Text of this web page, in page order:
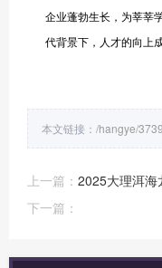
企业蓬勃生长，为莘莘
代背景下，人才的向上
本文链接： /hangye/
上一篇： 2025大理洱海
下一篇：